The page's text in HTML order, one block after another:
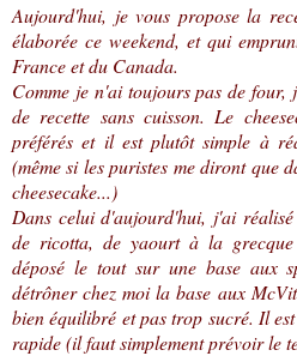
Aujourd'hui, je vous propose la
élaborée ce weekend, et qui
France et du Canada.
Comme je n'ai toujours pas de
de recette sans cuisson. Le
préférés et il est plutôt simple à
(même si les puristes me diront que
cheesecake...)
Dans celui d'aujourd'hui, j'ai réalisé
de ricotta, de yaourt à la
déposé le tout sur une base aux
détrôner chez moi la base aux
bien équilibré et pas trop sucré. Il
rapide (il faut simplement prévoir le